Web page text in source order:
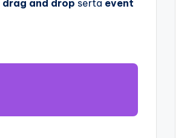
drag and drop serta event